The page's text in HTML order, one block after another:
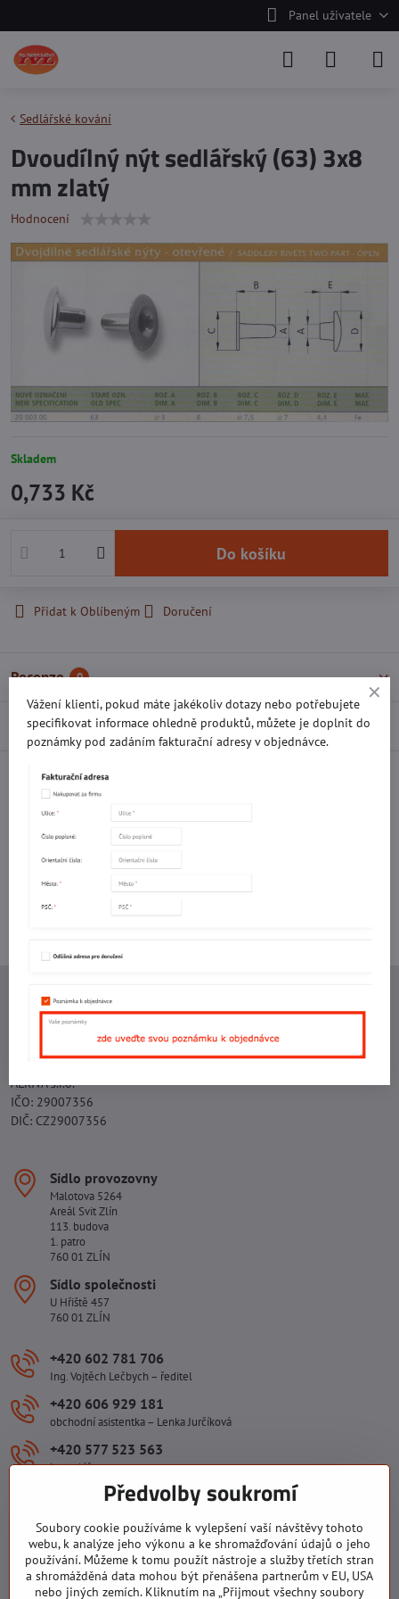
Panel uživatele
Sedlářské kování
Dvoudílný nýt sedlářský (63) 3x8
mm zlatý
Hodnocení
Skladem
0,733 Kč
Do košíku
Přidat k Oblíbeným Doručení
Recenze 0
Diskuse 0
FacebookTwitter
Potřebujete poradit s objednávkou?
Kontaktujte nás:
+420 577 523 563
Ing. Vojtěch Lečbych - IVL
DIČ: CZ5602130809
ALRIVA s.r.o.
IČO: 29007356
DIČ: CZ29007356
Sídlo provozovny
Malotova 5264
Areál Svit Zlín
113. budova
1. patro
760 01 ZLÍN
Sídlo společnosti
U Hřiště 457
760 01 ZLÍN
+420 602 781 706
Ing. Vojtěch Lečbych – ředitel
+420 606 929 181
obchodní asistentka – Lenka Jurčíková
+420 577 523 563
kancelář
ivlecbych​@seznam​.cz
Důležité odkazy
Předvolby soukromí
Soubory cookie používáme k vylepšení vaší návštěvy tohoto
webu, k analýze jeho výkonu a ke shromažďování údajů o jeho
používání. Můžeme k tomu použít nástroje a služby třetích stran
a shromážděná data mohou být přenášena partnerům v EU, USA
nebo jiných zemích. Kliknutím na „Přijmout všechny soubory
Vážení klienti, pokud máte jakékoliv dotazy nebo potřebujete
specifikovat informace ohledně produktů, můžete je doplnit do
poznámky pod zadáním fakturační adresy v objednávce.